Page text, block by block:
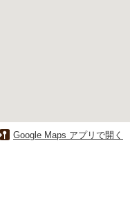
Google Maps アプリで開く